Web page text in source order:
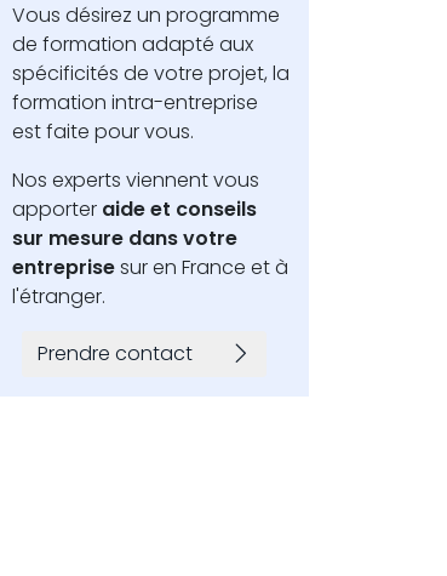
Vous désirez un programme
de formation adapté aux
spécificités de votre projet, la
formation intra-entreprise
est faite pour vous.
Nos experts viennent vous
apporter aide et conseils
sur mesure dans votre
entreprisesur en France et à
l'étranger.
Prendre contact